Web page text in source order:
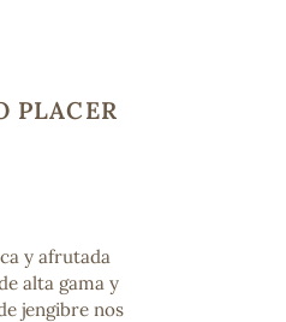
PLACER
y afrutada
alta gama y
jengibre nos